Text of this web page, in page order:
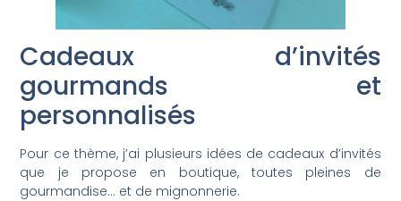
Cadeaux d’invités
gourmands et
personnalisés
Pour ce thème, j’ai plusieurs idées de cadeaux d’invités
que je propose en boutique, toutes pleines de
gourmandise… et de mignonnerie.